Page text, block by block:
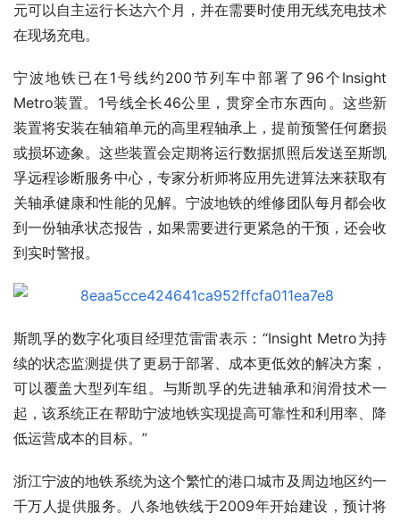
元可以自主运行长达六个月，并在需要时使用无线充电技术
在现场充电。
宁波地铁已在1号线约200节列车中部署了96个Insight
Metro装置。1号线全长46公里，贯穿全市东西向。这些新
装置将安装在轴箱单元的高里程轴承上，提前预警任何磨损
或损坏迹象。这些装置会定期将运行数据抓照后发送至斯凯
孚远程诊断服务中心，专家分析师将应用先进算法来获取有
关轴承健康和性能的见解。宁波地铁的维修团队每月都会收
到一份轴承状态报告，如果需要进行更紧急的干预，还会收
到实时警报。
斯凯孚的数字化项目经理范雷雷表示：“Insight Metro为持
续的状态监测提供了更易于部署、成本更低效的解决方案，
可以覆盖大型列车组。与斯凯孚的先进轴承和润滑技术一
起，该系统正在帮助宁波地铁实现提高可靠性和利用率、降
低运营成本的目标。”
浙江宁波的地铁系统为这个繁忙的港口城市及周边地区约一
千万人提供服务。八条地铁线于2009年开始建设，预计将